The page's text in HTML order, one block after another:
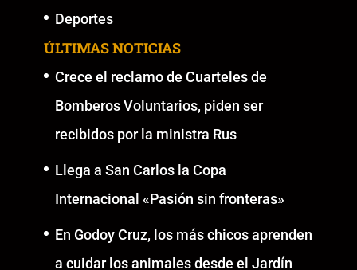
Deportes
ÚLTIMAS NOTICIAS
Crece el reclamo de Cuarteles de
Bomberos Voluntarios, piden ser
recibidos por la ministra Rus
Llega a San Carlos la Copa
Internacional «Pasión sin fronteras»
En Godoy Cruz, los más chicos aprenden
a cuidar los animales desde el Jardín